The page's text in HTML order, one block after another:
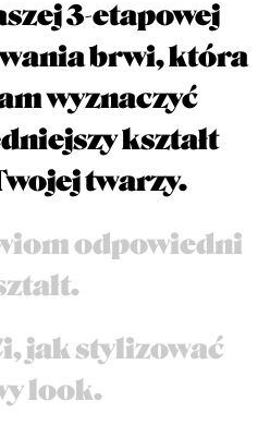
3-etapowej
brwi, która
wyznaczyć
kształt
twarzy.
odpowiedni
jak stylizować
look.